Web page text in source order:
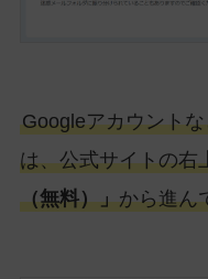
Googleアカウント
は、公式サイトの右
（無料）」から進ん